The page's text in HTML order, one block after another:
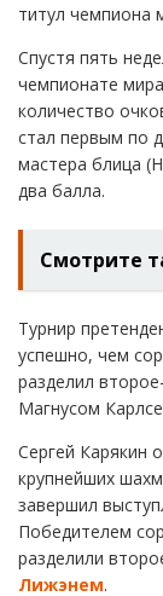
титул чемпиона
Спустя пять
чемпионате
количество
стал первым по
мастера блица
два балла.
Смотрите
Турнир
успешно, чем
разделил
Магнусом
Сергей Карякин
крупнейших
завершил
Победителем
разделили
Лижэнем.